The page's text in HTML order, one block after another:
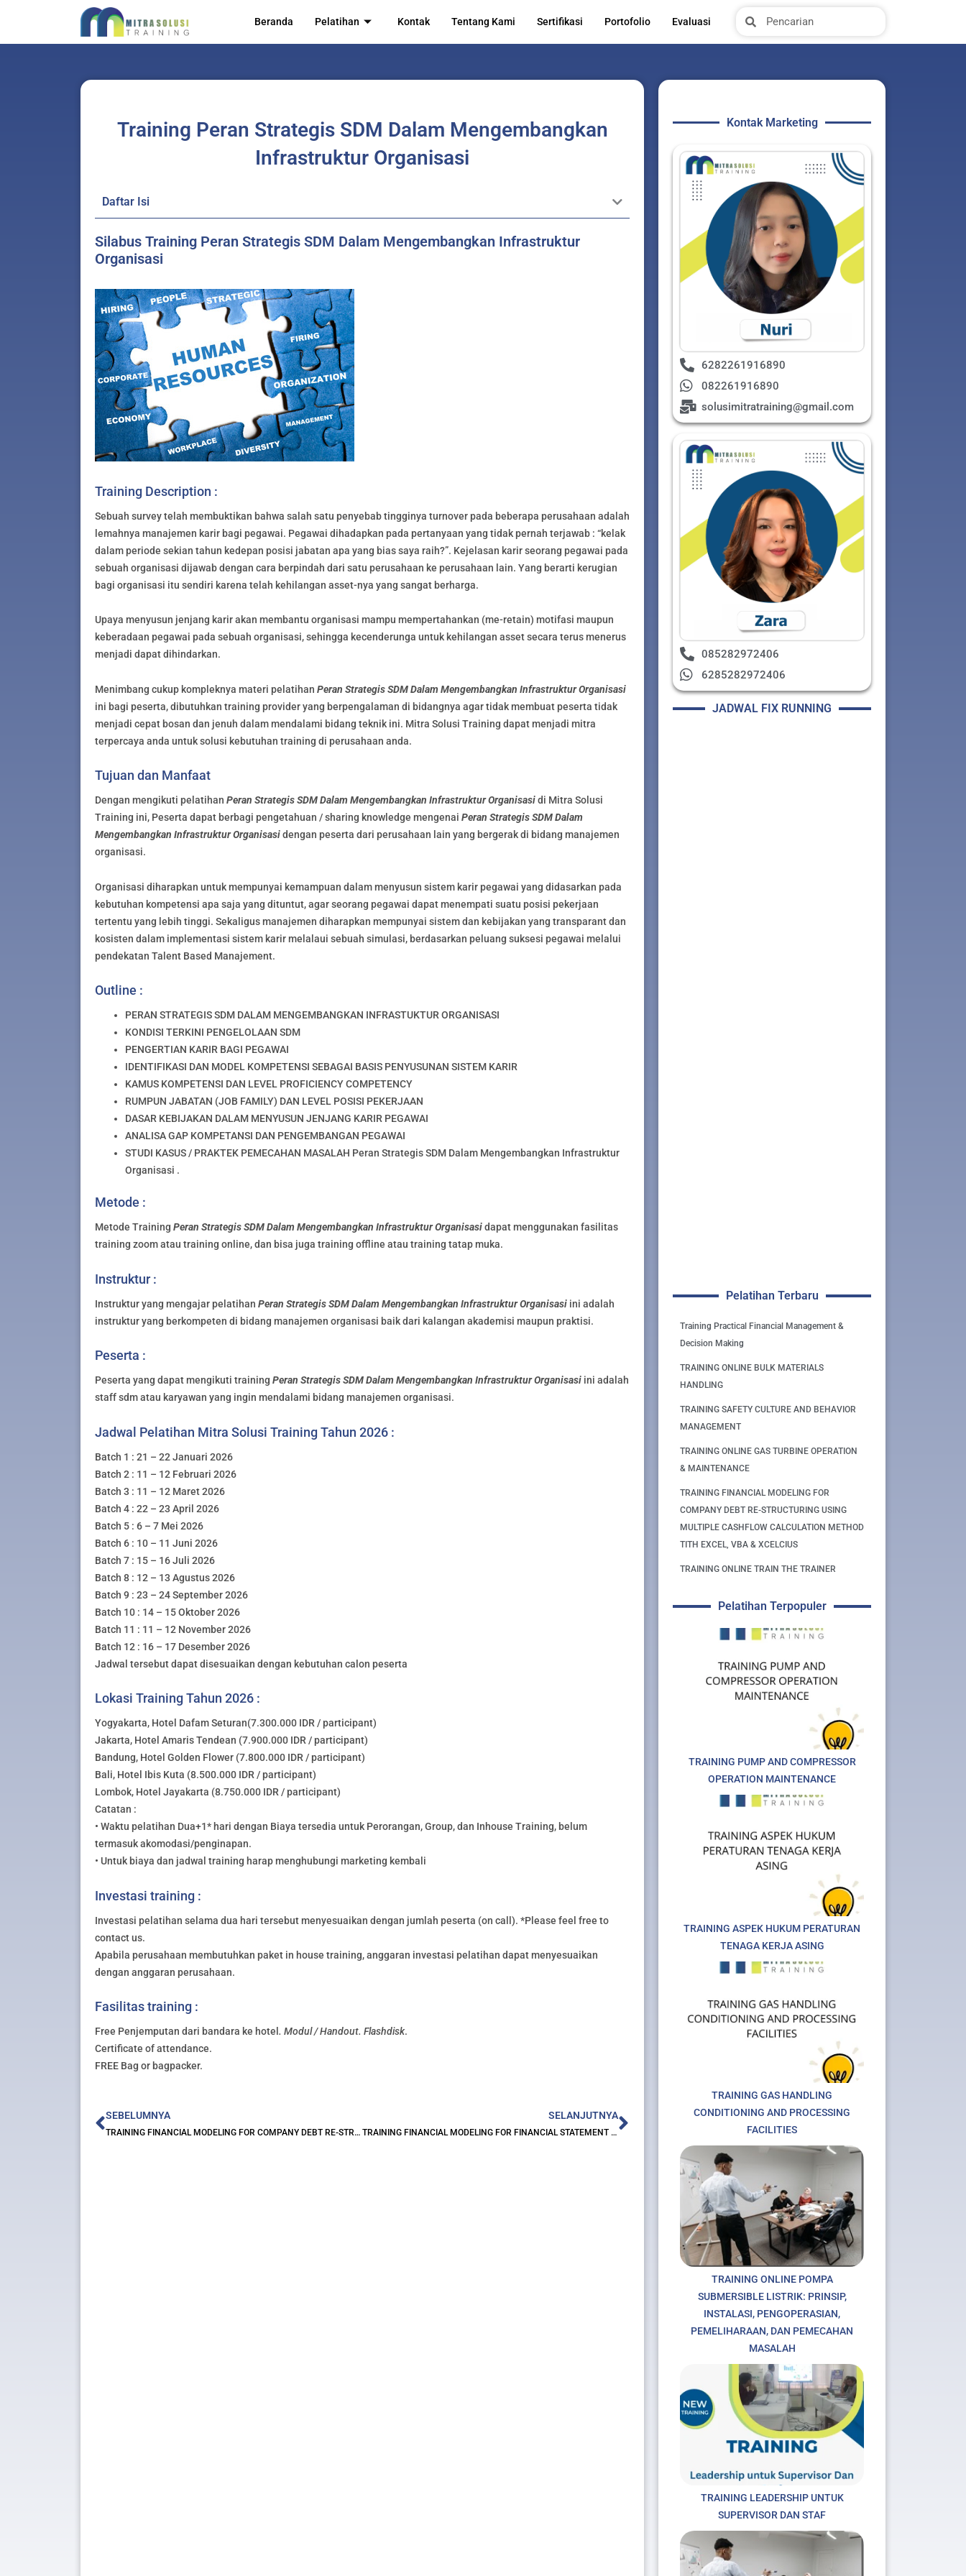
content
Beranda Pelatihan Kontak Tentang Kami Sertifikasi Portofolio Evaluasi SearchSearch
Training Peran Strategis SDM Dalam Mengembangkan
Infrastruktur Organisasi
Daftar Isi
Silabus Training Peran Strategis SDM Dalam Mengembangkan Infrastruktur
Organisasi
Training Description :
Sebuah survey telah membuktikan bahwa salah satu penyebab tingginya turnover pada beberapa perusahaan adalah
lemahnya manajemen karir bagi pegawai. Pegawai dihadapkan pada pertanyaan yang tidak pernah terjawab : “kelak
dalam periode sekian tahun kedepan posisi jabatan apa yang bias saya raih?”. Kejelasan karir seorang pegawai pada
sebuah organisasi dijawab dengan cara berpindah dari satu perusahaan ke perusahaan lain. Yang berarti kerugian
bagi organisasi itu sendiri karena telah kehilangan asset-nya yang sangat berharga.
Upaya menyusun jenjang karir akan membantu organisasi mampu mempertahankan (me-retain) motifasi maupun
keberadaan pegawai pada sebuah organisasi, sehingga kecenderunga untuk kehilangan asset secara terus menerus
menjadi dapat dihindarkan.
Menimbang cukup kompleknya materi pelatihan Peran Strategis SDM Dalam Mengembangkan Infrastruktur Organisasi
ini bagi peserta, dibutuhkan training provider yang berpengalaman di bidangnya agar tidak membuat peserta tidak
menjadi cepat bosan dan jenuh dalam mendalami bidang teknik ini. Mitra Solusi Training dapat menjadi mitra
terpercaya anda untuk solusi kebutuhan training di perusahaan anda.
Tujuan dan Manfaat
Dengan mengikuti pelatihan Peran Strategis SDM Dalam Mengembangkan Infrastruktur Organisasidi Mitra Solusi
Training ini, Peserta dapat berbagi pengetahuan / sharing knowledge mengenai Peran Strategis SDM Dalam
Mengembangkan Infrastruktur Organisasidengan peserta dari perusahaan lain yang bergerak di bidang manajemen
organisasi.
Organisasi diharapkan untuk mempunyai kemampuan dalam menyusun sistem karir pegawai yang didasarkan pada
kebutuhan kompetensi apa saja yang dituntut, agar seorang pegawai dapat menempati suatu posisi pekerjaan
tertentu yang lebih tinggi. Sekaligus manajemen diharapkan mempunyai sistem dan kebijakan yang transparant dan
kosisten dalam implementasi sistem karir melalaui sebuah simulasi, berdasarkan peluang suksesi pegawai melalui
pendekatan Talent Based Manajement.
Outline :
PERAN STRATEGIS SDM DALAM MENGEMBANGKAN INFRASTUKTUR ORGANISASI
KONDISI TERKINI PENGELOLAAN SDM
PENGERTIAN KARIR BAGI PEGAWAI
IDENTIFIKASI DAN MODEL KOMPETENSI SEBAGAI BASIS PENYUSUNAN SISTEM KARIR
KAMUS KOMPETENSI DAN LEVEL PROFICIENCY COMPETENCY
RUMPUN JABATAN (JOB FAMILY) DAN LEVEL POSISI PEKERJAAN
DASAR KEBIJAKAN DALAM MENYUSUN JENJANG KARIR PEGAWAI
ANALISA GAP KOMPETANSI DAN PENGEMBANGAN PEGAWAI
STUDI KASUS / PRAKTEK PEMECAHAN MASALAH Peran Strategis SDM Dalam Mengembangkan Infrastruktur
Organisasi .
Metode :
Metode Training Peran Strategis SDM Dalam Mengembangkan Infrastruktur Organisasidapat menggunakan fasilitas
training zoom atau training online, dan bisa juga training offline atau training tatap muka.
Instruktur :
Instruktur yang mengajar pelatihan Peran Strategis SDM Dalam Mengembangkan Infrastruktur Organisasi ini adalah
instruktur yang berkompeten di bidang manajemen organisasi baik dari kalangan akademisi maupun praktisi.
Peserta :
Peserta yang dapat mengikuti training Peran Strategis SDM Dalam Mengembangkan Infrastruktur Organisasi ini adalah
staff sdm atau karyawan yang ingin mendalami bidang manajemen organisasi.
Jadwal Pelatihan Mitra Solusi Training Tahun 2026 :
Batch 1 : 21 – 22 Januari 2026
Batch 2 : 11 – 12 Februari 2026
Batch 3 : 11 – 12 Maret 2026
Batch 4 : 22 – 23 April 2026
Batch 5 : 6 – 7 Mei 2026
Batch 6 : 10 – 11 Juni 2026
Batch 7 : 15 – 16 Juli 2026
Batch 8 : 12 – 13 Agustus 2026
Batch 9 : 23 – 24 September 2026
Batch 10 : 14 – 15 Oktober 2026
Batch 11 : 11 – 12 November 2026
Batch 12 : 16 – 17 Desember 2026
Jadwal tersebut dapat disesuaikan dengan kebutuhan calon peserta
Lokasi Training Tahun 2026 :
Yogyakarta, Hotel Dafam Seturan(7.300.000 IDR / participant)
Jakarta, Hotel Amaris Tendean (7.900.000 IDR / participant)
Bandung, Hotel Golden Flower (7.800.000 IDR / participant)
Bali, Hotel Ibis Kuta (8.500.000 IDR / participant)
Lombok, Hotel Jayakarta (8.750.000 IDR / participant)
Catatan :
• Waktu pelatihan Dua+1* hari dengan Biaya tersedia untuk Perorangan, Group, dan Inhouse Training, belum
termasuk akomodasi/penginapan.
• Untuk biaya dan jadwal training harap menghubungi marketing kembali
Investasi training :
Investasi pelatihan selama dua hari tersebut menyesuaikan dengan jumlah peserta (on call). *Please feel free to
contact us.
Apabila perusahaan membutuhkan paket in house training, anggaran investasi pelatihan dapat menyesuaikan
dengan anggaran perusahaan.
Fasilitas training :
Free Penjemputan dari bandara ke hotel . Modul / Handout. Flashdisk.
Certificate of attendance.
FREE Bag or bagpacker.
Prev
SEBELUMNYA
TRAINING FINANCIAL MODELING FOR COMPANY DEBT RE-STRUCTURING USING MULTIPLE CASHFLOW CALCULATION METHOD TITH EXCEL, VBA & XCELCIUS
SELANJUTNYA
TRAINING FINANCIAL MODELING FOR FINANCIAL STATEMENT & INVESTMENT ANALYSIS
Next
Kontak Marketing
6282261916890
082261916890
solusimitratraining@gmail.com
085282972406
6285282972406
JADWAL FIX RUNNING
Pelatihan Terbaru
Training Practical Financial Management &
Decision Making
TRAINING ONLINE BULK MATERIALS
HANDLING
TRAINING SAFETY CULTURE AND BEHAVIOR
MANAGEMENT
TRAINING ONLINE GAS TURBINE OPERATION
& MAINTENANCE
TRAINING FINANCIAL MODELING FOR
COMPANY DEBT RE-STRUCTURING USING
MULTIPLE CASHFLOW CALCULATION METHOD
TITH EXCEL, VBA & XCELCIUS
TRAINING ONLINE TRAIN THE TRAINER
Pelatihan Terpopuler
TRAINING PUMP AND COMPRESSOR
OPERATION MAINTENANCE
TRAINING ASPEK HUKUM PERATURAN
TENAGA KERJA ASING
TRAINING GAS HANDLING
CONDITIONING AND PROCESSING
FACILITIES
TRAINING ONLINE POMPA
SUBMERSIBLE LISTRIK: PRINSIP,
INSTALASI, PENGOPERASIAN,
PEMELIHARAAN, DAN PEMECAHAN
MASALAH
TRAINING LEADERSHIP UNTUK
SUPERVISOR DAN STAF